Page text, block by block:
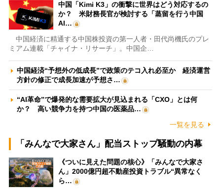
中国「Kimi K3」の衝撃に世界はどう対応するの
か？ 米財務長官が検討する「蒸留を行う中国
AI…
中国経済に精通する中国株投資の第一人者・田代尚機氏のプレ
ミアム連載「チャイナ・リサーチ」。中国企…
中国経済“予想外の低成長”で政策のテコ入れ必至か 経済運営
方針の修正で成長加速が予想さ…
“AI革命”で爆発的な需要拡大が見込まれる「CXO」とは何
か？ 高い競争力を持つ中国の医薬品…
一覧を見る
「みんなで大家さん」配当ストップ騒動の内幕
《ついに見えた問題の核心》「みんなで大家さ
ん」2000億円超不動産投資トラブル“異常なく
ら…